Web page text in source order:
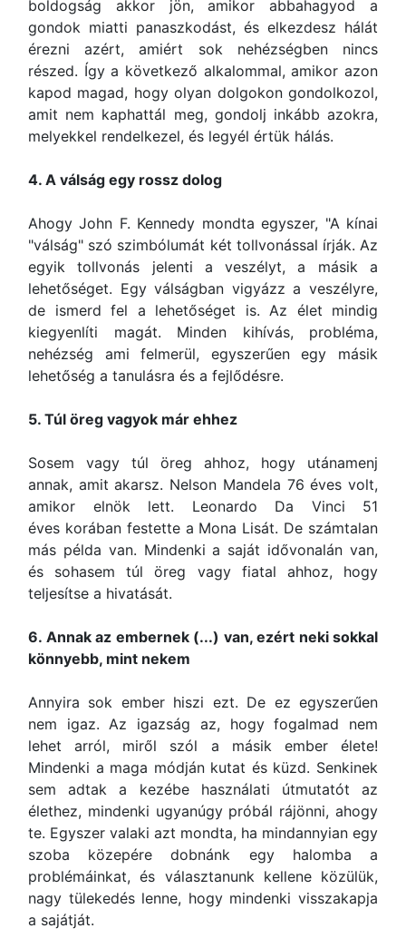
boldogság akkor jön, amikor abbahagyod a
gondok miatti panaszkodást, és elkezdesz hálát
érezni azért, amiért sok nehézségben nincs
részed. Így a következő alkalommal, amikor azon
kapod magad, hogy olyan dolgokon gondolkozol,
amit nem kaphattál meg, gondolj inkább azokra,
melyekkel rendelkezel, és legyél értük hálás.
4. A válság egy rossz dolog
Ahogy John F. Kennedy mondta egyszer, "A kínai
"válság" szó szimbólumát két tollvonással írják. Az
egyik tollvonás jelenti a veszélyt, a másik a
lehetőséget. Egy válságban vigyázz a veszélyre,
de ismerd fel a lehetőséget is. Az élet mindig
kiegyenlíti magát. Minden kihívás, probléma,
nehézség ami felmerül, egyszerűen egy másik
lehetőség a tanulásra és a fejlődésre.
5. Túl öreg vagyok már ehhez
Sosem vagy túl öreg ahhoz, hogy utánamenj
annak, amit akarsz. Nelson Mandela 76 éves volt,
amikor elnök lett. Leonardo Da Vinci 51
éves korában festette a Mona Lisát. De számtalan
más példa van. Mindenki a saját idővonalán van,
és sohasem túl öreg vagy fiatal ahhoz, hogy
teljesítse a hivatását.
6. Annak az embernek (...) van, ezért neki sokkal
könnyebb, mint nekem
Annyira sok ember hiszi ezt. De ez egyszerűen
nem igaz. Az igazság az, hogy fogalmad nem
lehet arról, miről szól a másik ember élete!
Mindenki a maga módján kutat és küzd. Senkinek
sem adtak a kezébe használati útmutatót az
élethez, mindenki ugyanúgy próbál rájönni, ahogy
te. Egyszer valaki azt mondta, ha mindannyian egy
szoba közepére dobnánk egy halomba a
problémáinkat, és választanunk kellene közülük,
nagy tülekedés lenne, hogy mindenki visszakapja
a sajátját.